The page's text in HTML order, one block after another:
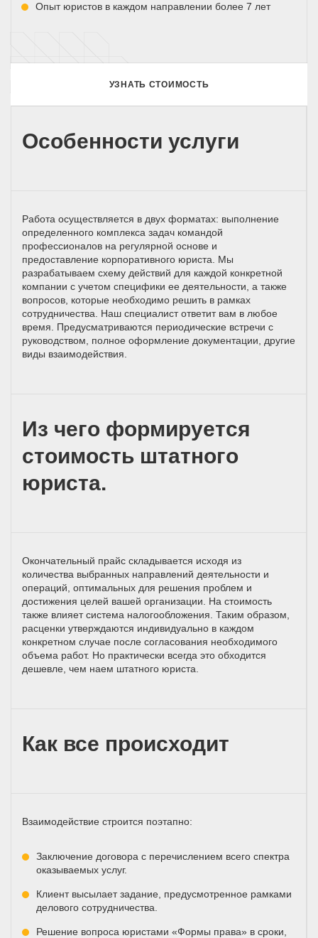
Опыт юристов в каждом направлении более 7 лет
УЗНАТЬ СТОИМОСТЬ
Особенности услуги
Работа осуществляется в двух форматах: выполнение
определенного комплекса задач командой
профессионалов на регулярной основе и
предоставление корпоративного юриста. Мы
разрабатываем схему действий для каждой конкретной
компании с учетом специфики ее деятельности, а также
вопросов, которые необходимо решить в рамках
сотрудничества. Наш специалист ответит вам в любое
время. Предусматриваются периодические встречи с
руководством, полное оформление документации, другие
виды взаимодействия.
Из чего формируется
стоимость штатного
юриста.
Окончательный прайс складывается исходя из
количества выбранных направлений деятельности и
операций, оптимальных для решения проблем и
достижения целей вашей организации. На стоимость
также влияет система налогообложения. Таким образом,
расценки утверждаются индивидуально в каждом
конкретном случае после согласования необходимого
объема работ. Но практически всегда это обходится
дешевле, чем наем штатного юриста.
Как все происходит
Взаимодействие строится поэтапно:
Заключение договора с перечислением всего спектра
оказываемых услуг.
Клиент высылает задание, предусмотренное рамками
делового сотрудничества.
Решение вопроса юристами «Формы права» в сроки,